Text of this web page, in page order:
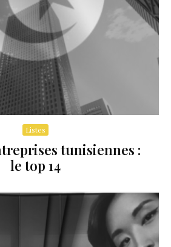
Listes
tunisiennes :
le top 14